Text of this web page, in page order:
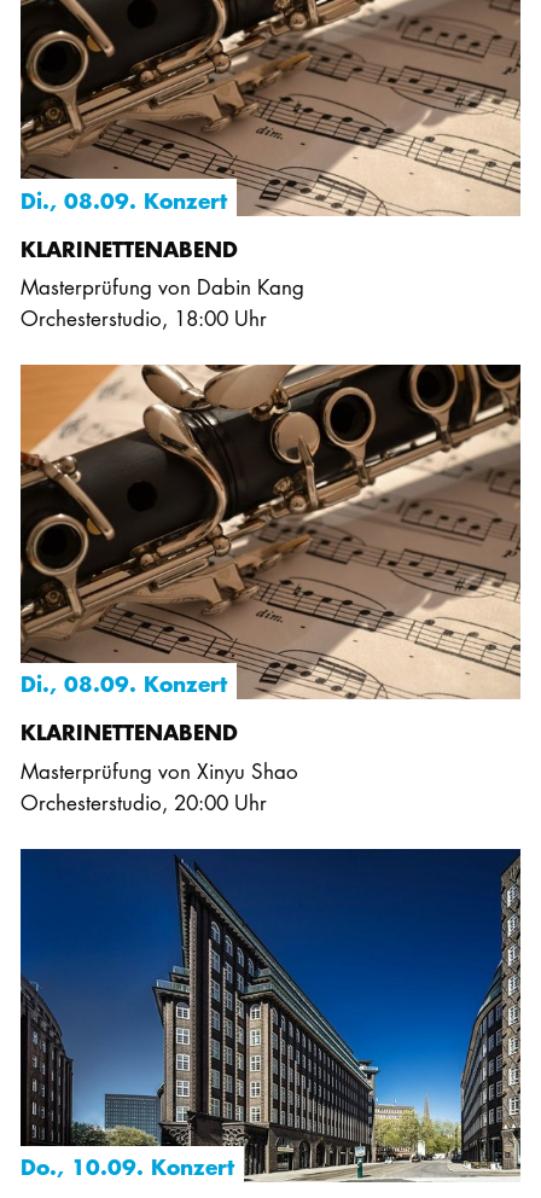
Di., 08.09. Konzert
KLARINETTENABEND
Masterprüfung von Dabin Kang
Orchesterstudio, 18:00 Uhr
Di., 08.09. Konzert
KLARINETTENABEND
Masterprüfung von Xinyu Shao
Orchesterstudio, 20:00 Uhr
Do., 10.09. Konzert